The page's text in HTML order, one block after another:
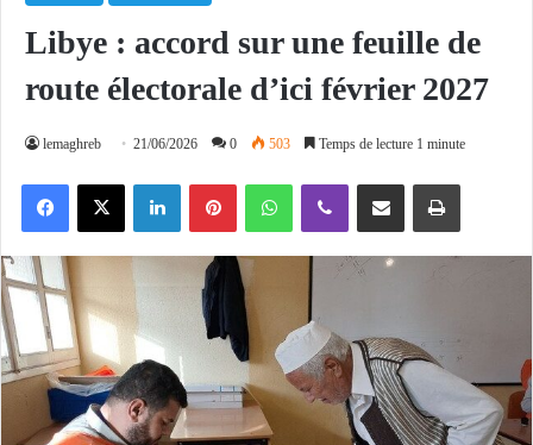
Libye : accord sur une feuille de
route électorale d’ici février 2027
lemaghreb 21/06/2026 0 503 Temps de lecture 1 minute
X